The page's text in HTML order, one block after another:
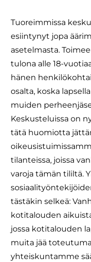
Tuoreimmissa
esiintynyt jopa
asetelmasta.
tulona alle 18-
hänen
osalta, koska
muiden
Keskusteluissa on
tätä huomiotta
tilanteissa, joissa
varoja tämän tililtä.
tästäkin selkeä:
kotitalouden
jossa kotitalouden
muita jää
yhteiskuntamme